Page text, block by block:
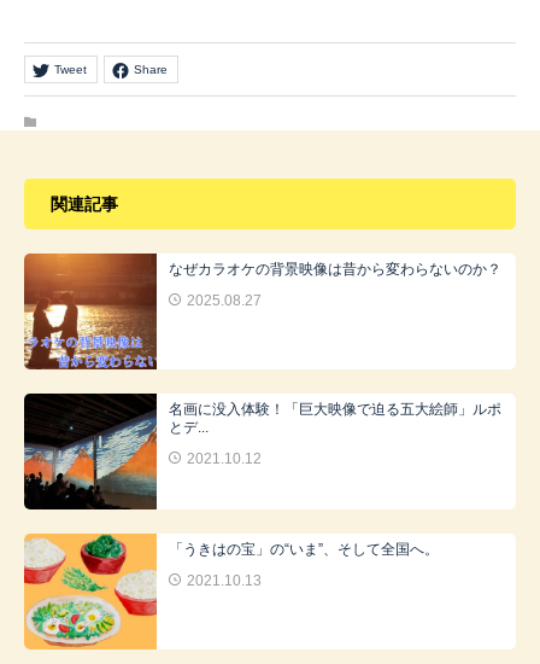
Tweet Share
関連記事
なぜカラオケの背景映像は昔から変わらないのか？
2025.08.27
名画に没入体験！「巨大映像で迫る五大絵師」ルポ
とデ...
2021.10.12
「うきはの宝」の“いま”、そして全国へ。
2021.10.13